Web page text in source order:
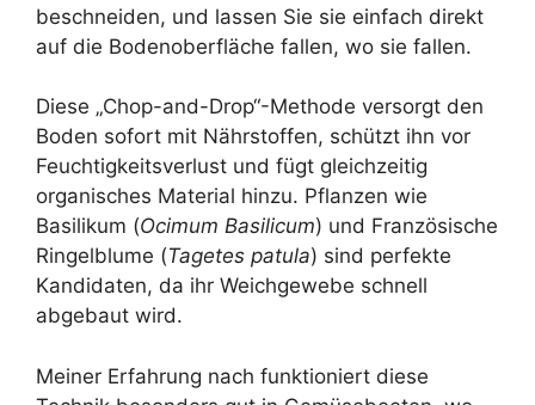
beschneiden, und lassen Sie sie einfach direkt
auf die Bodenoberfläche fallen, wo sie fallen.
Diese „Chop-and-Drop“-Methode versorgt den
Boden sofort mit Nährstoffen, schützt ihn vor
Feuchtigkeitsverlust und fügt gleichzeitig
organisches Material hinzu. Pflanzen wie
Basilikum (Ocimum Basilicum) und Französische
Ringelblume (Tagetes patula) sind perfekte
Kandidaten, da ihr Weichgewebe schnell
abgebaut wird.
Meiner Erfahrung nach funktioniert diese